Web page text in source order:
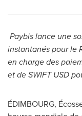
Paybis lance une
instantanés pour le
en charge des
et de SWIFT USD
ÉDIMBOURG,